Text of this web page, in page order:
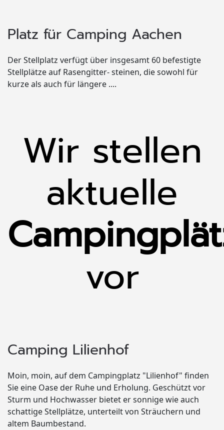
Platz für Camping Aachen
Der Stellplatz verfügt über insgesamt 60 befestigte
Stellplätze auf Rasengitter- steinen, die sowohl für
kurze als auch für längere ....
Wir stellen
aktuelle
vor
Camping Lilienhof
Moin, moin, auf dem Campingplatz "Lilienhof" finden
Sie eine Oase der Ruhe und Erholung. Geschützt vor
Sturm und Hochwasser bietet er sonnige wie auch
schattige Stellplätze, unterteilt von Sträuchern und
altem Baumbestand.